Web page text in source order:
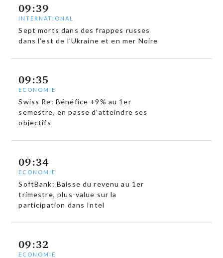
09:39
INTERNATIONAL
Sept morts dans des frappes russes
dans l’est de l’Ukraine et en mer Noire
09:35
ECONOMIE
Swiss Re: Bénéfice +9% au 1er
semestre, en passe d’atteindre ses
objectifs
09:34
ECONOMIE
SoftBank: Baisse du revenu au 1er
trimestre, plus-value sur la
participation dans Intel
09:32
ECONOMIE